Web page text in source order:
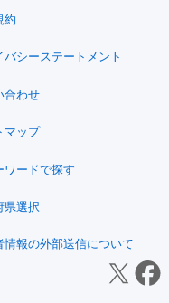
約
バシーステートメント
合わせ
マップ
ワードで探す
県選択
情報の外部送信について